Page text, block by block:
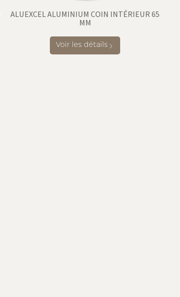
ALUEXCEL ALUMINIUM COIN INTÉRIEUR 65
MM
Voir les détails